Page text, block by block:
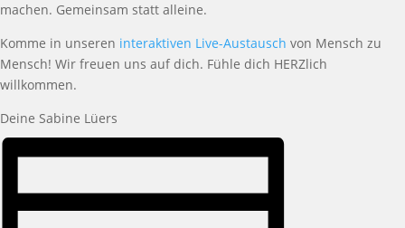
machen. Gemeinsam statt alleine.
Komme in unseren interaktiven Live-Austausch von Mensch zu
Mensch! Wir freuen uns auf dich. Fühle dich HERZlich
willkommen.
Deine Sabine Lüers